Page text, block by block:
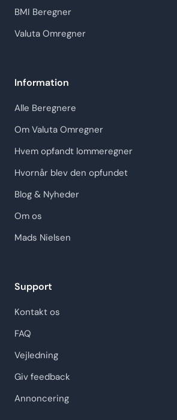
BMI Beregner
Valuta Omregner
Information
Alle Beregnere
Om Valuta Omregner
Hvem opfandt lommeregner
Hvornår blev den opfundet
Blog & Nyheder
Om os
Mads Nielsen
Support
Kontakt os
FAQ
Vejledning
Giv feedback
Annoncering